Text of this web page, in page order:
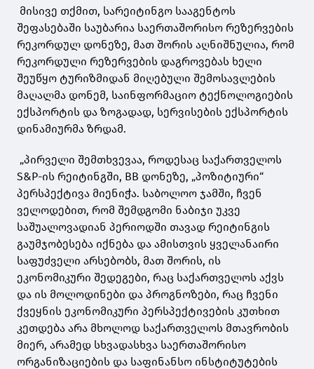
მისივე თქმით, სარეიტინგო სააგენტოს
შეფასებაში საუბარია საერთაშორისო რეზერვების
რეკორდულ დონეზე, მათ შორის აღნიშნულია, რომ
რეკორდული რეზერვების დაგროვებას ხელი
შეუწყო ტურიზმიდან მიღებული შემოსავლების
მაღალმა დონემ, საინფორმაციო ტექნოლოგიების
ექსპორტის და ზოგადად, სერვისების ექსპორტის
დინამიურმა ზრდამ.
„პირველი შემთხვევაა, როდესაც საქართველოს
S&P-ის რეიტინგში, BB დონეზე, „პოზიტიური“
პერსპექტივა მიენიჭა. საბოლოო ჯამში, ჩვენ
ველოდებით, რომ შემდგომი ნაბიჯი უკვე
საშუალოვადიან პერიოდში თავად რეიტინგის
გაუმჯობესება იქნება და ამისთვის ყველანაირი
საფუძველი არსებობს, მათ შორის, ის
ეკონომიკური შედეგები, რაც საქართველოს აქვს
და ის მოლოდინები და პროგნოზები, რაც ჩვენი
ქვეყნის ეკონომიკური პერსპექტივების კუთხით
კეთდება არა მხოლოდ საქართველოს მთავრობის
მიერ, არამედ სხვადასხვა საერთაშორისო
ორგანიზაციების და საფინანსო ინსტიტუტების